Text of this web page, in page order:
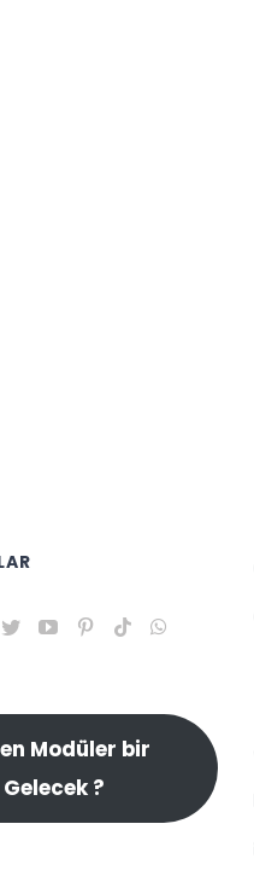
Modüler bir
Gelecek ?